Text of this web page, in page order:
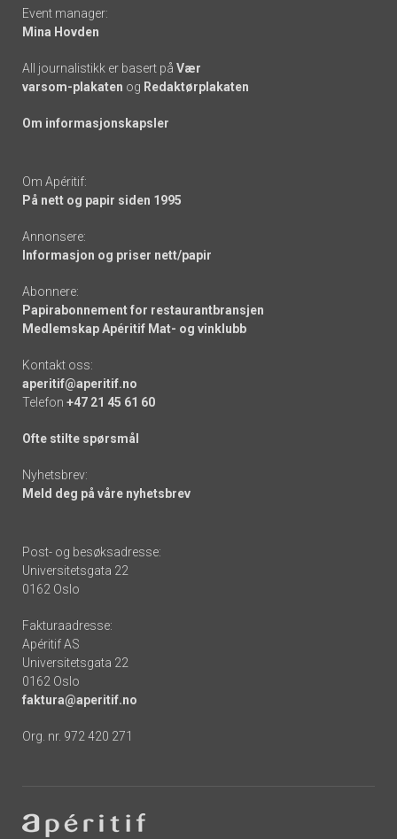
Event manager:
Mina Hovden
All journalistikk er basert på Vær
varsom-plakaten og Redaktørplakaten
Om informasjonskapsler
Om Apéritif:
På nett og papir siden 1995
Annonsere:
Informasjon og priser nett/papir
Abonnere:
Papirabonnement for restaurantbransjen
Medlemskap Apéritif Mat- og vinklubb
Kontakt oss:
aperitif@aperitif.no
Telefon +47 21 45 61 60
Ofte stilte spørsmål
Nyhetsbrev:
Meld deg på våre nyhetsbrev
Post- og besøksadresse:
Universitetsgata 22
0162 Oslo
Fakturaadresse:
Apéritif AS
Universitetsgata 22
0162 Oslo
faktura@aperitif.no
Org. nr. 972 420 271